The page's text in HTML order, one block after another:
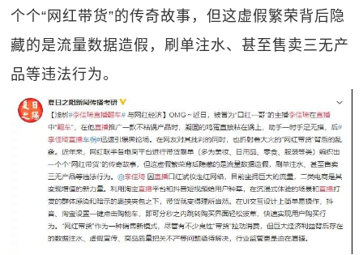
个个“网红带货”的传奇故事，但这虚假繁荣背后隐
藏的是流量数据造假，刷单注水、甚至售卖三无产
品等违法行为。